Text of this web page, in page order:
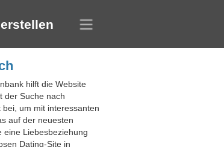
hilft die Website
der Suche nach
um mit interessanten
auf der neuesten
eine Liebesbeziehung
Dating-Site in